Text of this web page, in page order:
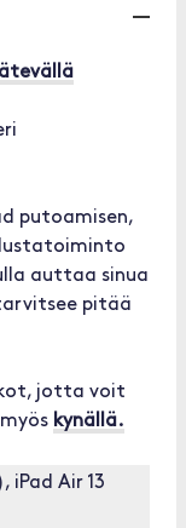
putoamisen,
auttaa sinua
pitää
jotta voit
kynällä.
iPad Air 13